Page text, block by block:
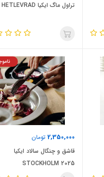
تراول ماگ ایکیا HETLEVRAD
2,350,000 تومان
قاشق و چنگال سالاد ایکیا
STOCKHOLM 2025